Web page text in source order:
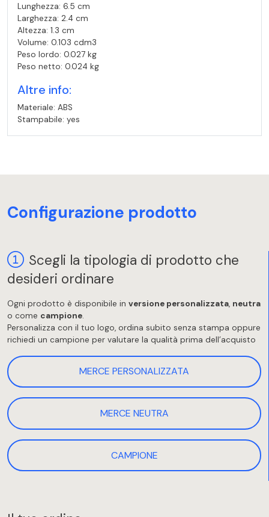
Lunghezza: 6.5 cm
Larghezza: 2.4 cm
Altezza: 1.3 cm
Volume: 0.103 cdm3
Peso lordo: 0.027 kg
Peso netto: 0.024 kg
Altre info:
Materiale: ABS
Stampabile: yes
Configurazione prodotto
Scegli la tipologia di prodotto che
desideri ordinare
Ogni prodotto è disponibile in versione personalizzata, neutra
o come campione.
Personalizza con il tuo logo, ordina subito senza stampa oppure
richiedi un campione per valutare la qualità prima dell’acquisto
MERCE PERSONALIZZATA
MERCE NEUTRA
CAMPIONE